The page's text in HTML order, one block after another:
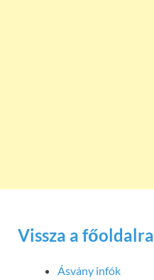
Vissza a főoldalra
Ásvány infók